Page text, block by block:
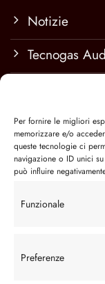
Per fornire le migliori
memorizzare e/o
queste tecnologie ci
navigazione o ID unici
può influire
Funzionale
Preferenze
Notizie
Tecnogas
Contatti e
Spettacoli
Abbonamenti